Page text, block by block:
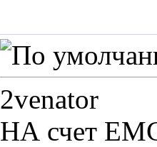
2venator
НА счет